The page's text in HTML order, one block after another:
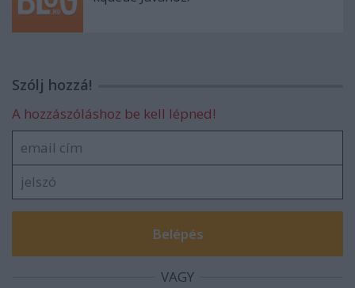
Szólj hozzá!
A hozzászóláshoz be kell lépned!
VAGY